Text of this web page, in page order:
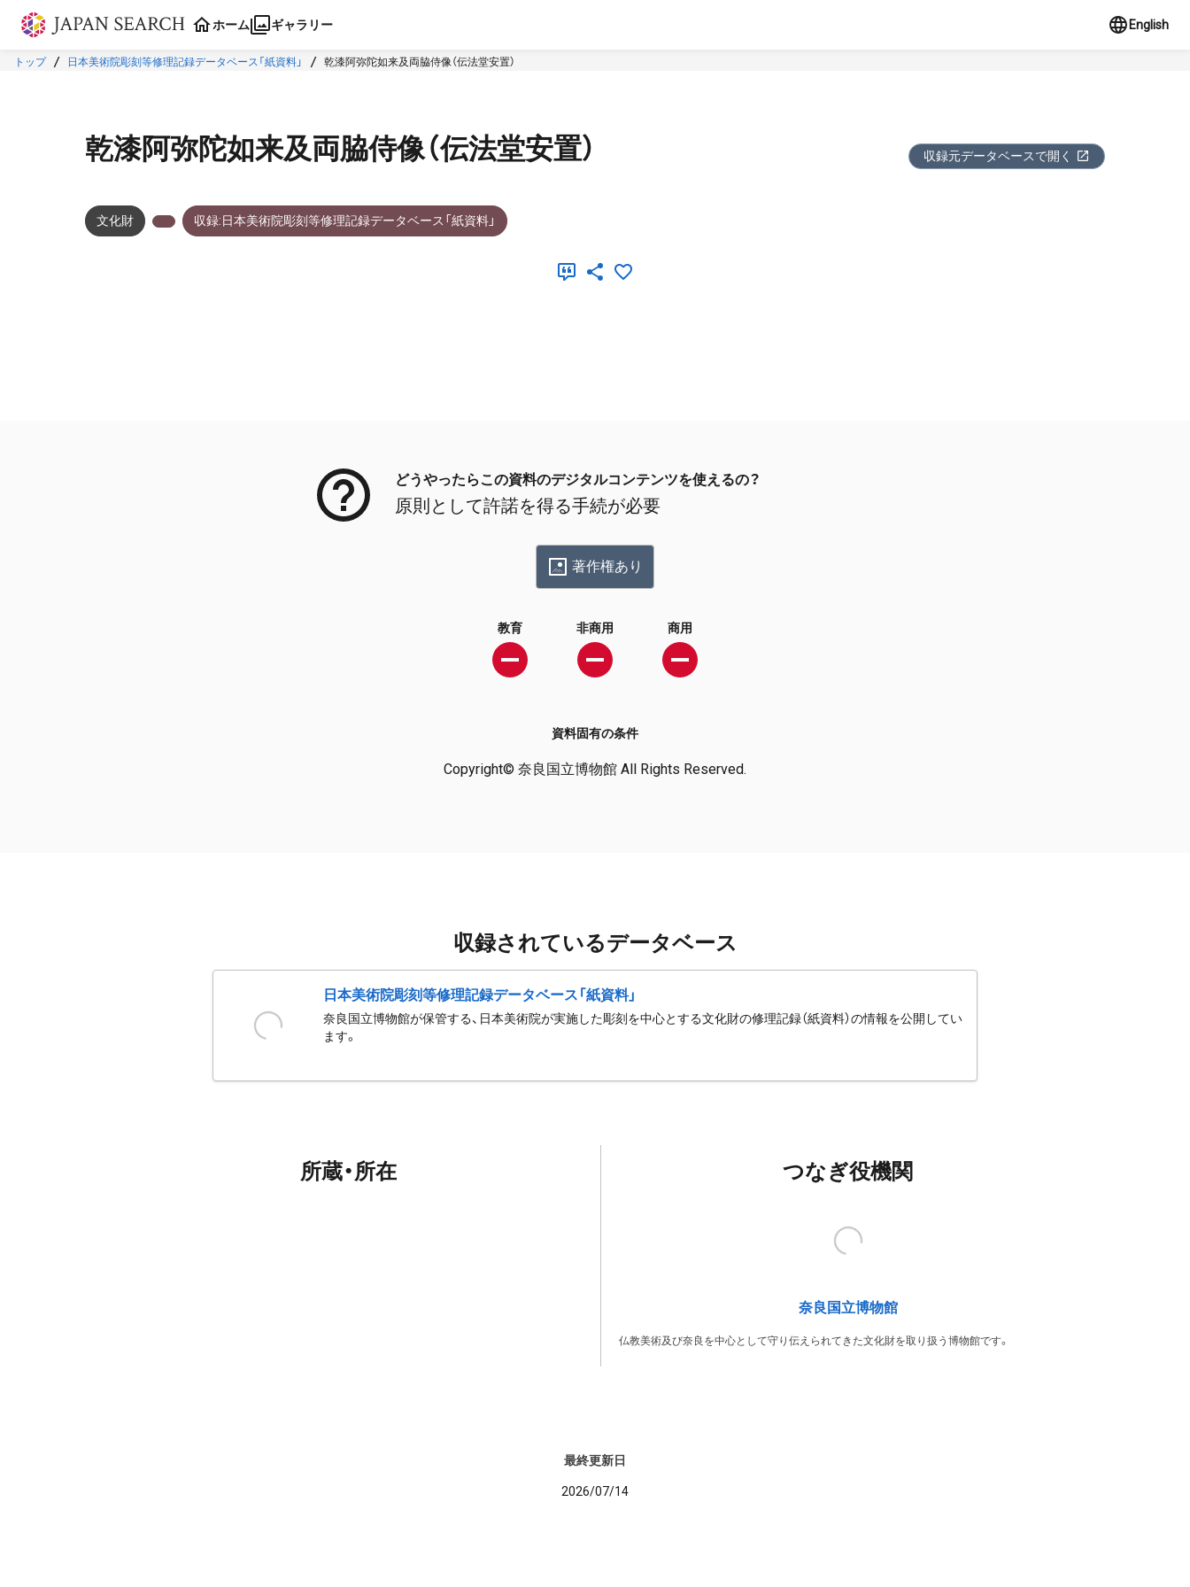
本文に飛ぶ
ホーム ギャラリー English
トップ 日本美術院彫刻等修理記録データベース「紙資料」 乾漆阿弥陀如来及両脇侍像（伝法堂安置）
乾漆阿弥陀如来及両脇侍像（伝法堂安置） 収録元データベースで開く
文化財 収録:日本美術院彫刻等修理記録データベース「紙資料」
どうやったらこの資料のデジタルコンテンツを使えるの？
原則として許諾を得る手続が必要
著作権あり
教育 非商用 商用
資料固有の条件
Copyright© 奈良国立博物館 All Rights Reserved.
収録されているデータベース
日本美術院彫刻等修理記録データベース「紙資料」
奈良国立博物館が保管する、日本美術院が実施した彫刻を中心とする文化財の修理記録（紙資料）の情報を公開してい
ます。
所蔵・所在 つなぎ役機関
奈良国立博物館
仏教美術及び奈良を中心として守り伝えられてきた文化財を取り扱う博物館です。
最終更新日
2026/07/14